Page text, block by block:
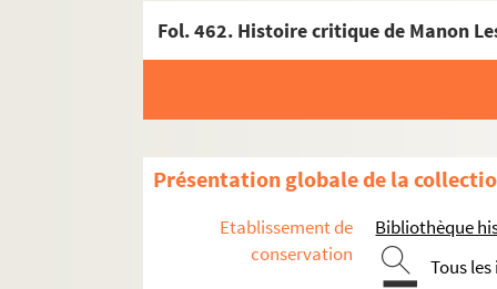
Fol. 462. Histoire critique de Manon
Présentation globale de la
Etablissement de
conservation
Bibliothèque
Tous
Documents relatifs à ses activités de
4-MS-1726. Notes diverses de Louis Fiaux